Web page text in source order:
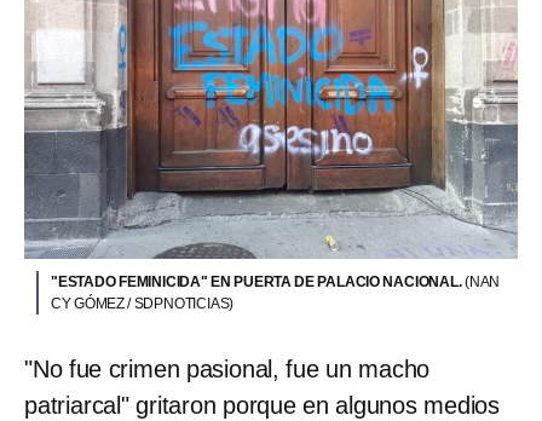
"ESTADO FEMINICIDA" EN PUERTA DE PALACIO NACIONAL.(NAN
CY GÓMEZ / SDPNOTICIAS)
"No fue crimen pasional, fue un macho
patriarcal" gritaron porque en algunos medios